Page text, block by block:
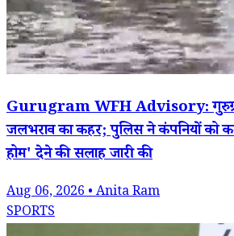
Gurugram WFH Advisory:
जलभराव का कहर; पुलिस ने कंपनियों को
होम' देने की सलाह जारी की
Aug 06, 2026 • Anita Ram
SPORTS